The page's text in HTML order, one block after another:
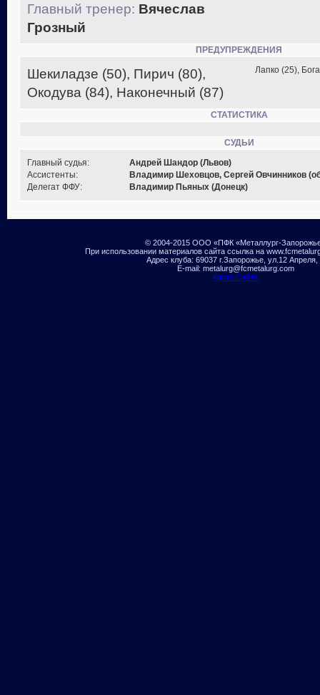
Главный тренер: Вячеслав
Грозный
ПРЕДУПРЕЖДЕНИЯ
Шекиладзе (50), Пирич (80),
Окодува (84), Наконечный (87)
Лапко (25),
СТАТИСТИКА
СУДЬИ
Главный судья:
Ассистенты:
Делегат ФФУ:
Андрей Шандор (Львов)
Владимир Шеховцов, Сергей Овчинников
Владимир Пьяных (Донецк)
© 2004-2015 ООО «ПФК «Металлург-
При использовании материалов сайта ссылка на
Адрес клуба: 69037 г.Запорожье, ул.12 Апреля,
E-mail: metalurg@fcmetalurg.com
Карта Сайта